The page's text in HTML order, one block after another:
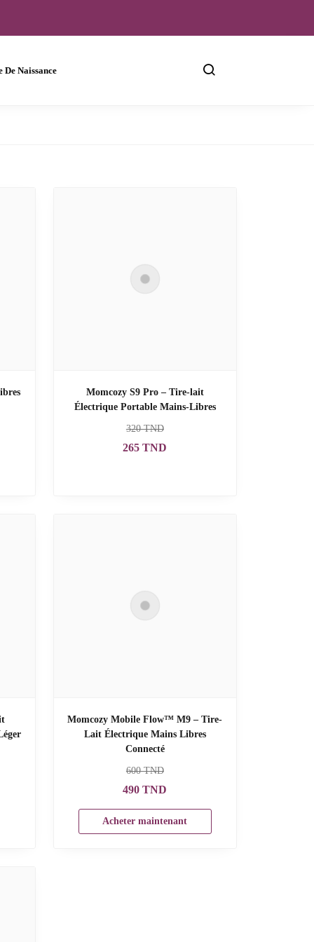
De Naissance
Momcozy S9 Pro – Tire-lait
Électrique Portable Mains-Libres
320TND
265 TND
Momcozy Mobile Flow™ M9 – Tire-
Lait Électrique Mains Libres
Connecté
600TND
490 TND
Acheter maintenant